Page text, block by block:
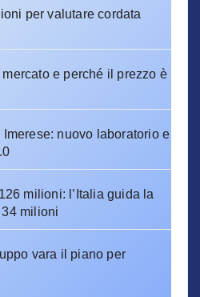
per valutare cordata
e perché il prezzo è
nuovo laboratorio e
milioni: l’Italia guida la
milioni
vara il piano per